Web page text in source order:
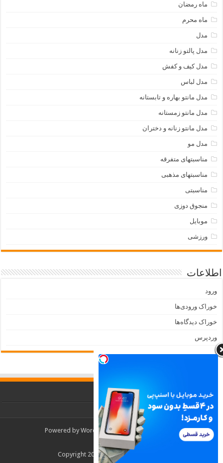
ماه رمضان
ماه محرم
مدل
مدل پالتو زنانه
مدل کیف و کفش
مدل لباس
مدل مانتو بهاره و تابستانه
مدل مانتو زمستانه
مدل مانتو زنانه و دختران
مدل مو
مناسبتهای متفرقه
مناسبتهای مذهبی
مناسبتی
منجوق دوزی
موبایل
ورزشی
اطلاعات
ورود
خوراک ورودی‌ها
خوراک دیدگاه‌ها
وردپرس
Powered by WordPress | Designed by